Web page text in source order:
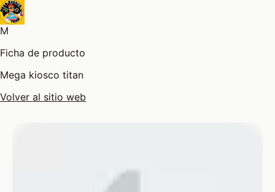
M
Ficha de producto
Mega kiosco titan
Volver al sitio web